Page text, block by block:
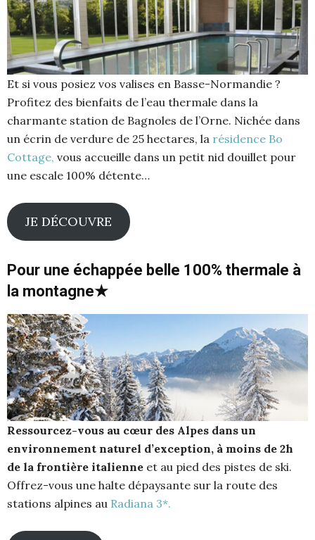
Et si vous posiez vos valises en Basse-Normandie ?
Profitez des bienfaits de l’eau thermale dans la
charmante station de Bagnoles de l’Orne. Nichée dans
un écrin de verdure de 25 hectares, la résidence Bo
Cottage, vous accueille dans un petit nid douillet pour
une escale 100% détente…
JE DÉCOUVRE
Pour une échappée belle 100% thermale à
la montagne★
Ressourcez-vous au cœur des Alpes dans un
environnement naturel d’exception, à moins de 2h
de la frontière italienne et au pied des pistes de ski.
Offrez-vous une halte dépaysante sur la route des
stations alpines au Radiana 3*.